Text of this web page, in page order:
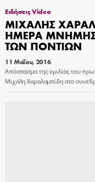
Ειδήσεις Video
ΜΙΧΑΛΗΣ
ΗΜΕΡΑ ΜΝΗΜΗΣ
ΤΩΝ ΠΟΝΤΙΩΝ
11 Μαΐου, 2016
Απόσπασμα της ομιλίας του
Μιχάλη Χαραλαμπίδη στο